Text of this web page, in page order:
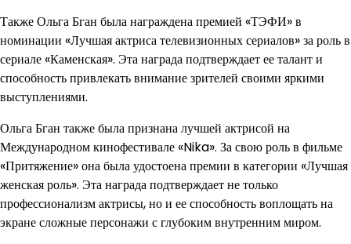
Также Ольга Бган была награждена премией «ТЭФИ» в
номинации «Лучшая актриса телевизионных сериалов» за роль в
сериале «Каменская». Эта награда подтверждает ее талант и
способность привлекать внимание зрителей своими яркими
выступлениями.
Ольга Бган также была признана лучшей актрисой на
Международном кинофестивале «Nika». За свою роль в фильме
«Притяжение» она была удостоена премии в категории «Лучшая
женская роль». Эта награда подтверждает не только
профессионализм актрисы, но и ее способность воплощать на
экране сложные персонажи с глубоким внутренним миром.